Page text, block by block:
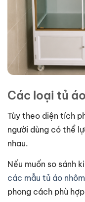
Các loại tủ
Tùy theo diện tích
người dùng có thể
nhau.
Nếu muốn so sánh
các mẫu tủ áo
phong cách phù